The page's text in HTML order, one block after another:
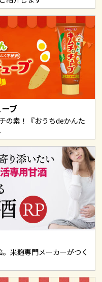
ブ
の素！『おうちdeかんた
米麹専門メーカーがつく